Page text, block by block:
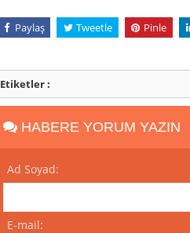
Paylaş Tweetle Pinle
Etiketler :
HABERE YORUM YAZIN
Ad Soyad:
E-mail: